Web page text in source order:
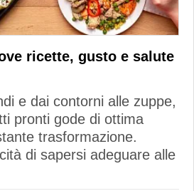
ricette, gusto e salute
e dai contorni alle zuppe,
pronti gode di ottima
trasformazione.
di sapersi adeguare alle